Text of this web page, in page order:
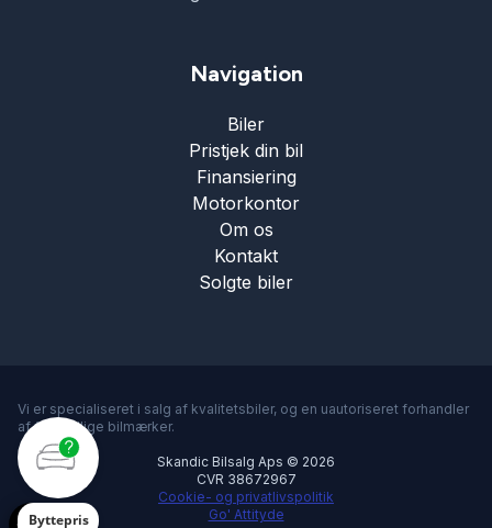
Navigation
Biler
Pristjek din bil
Finansiering
Motorkontor
Om os
Kontakt
Solgte biler
Vi er specialiseret i salg af kvalitetsbiler, og en uautoriseret forhandler
af forskellige bilmærker.
Skandic Bilsalg Aps © 2026
CVR 38672967
Cookie- og privatlivspolitik
Go' Attityde
Byttepris